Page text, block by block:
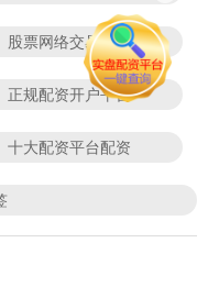
股票网络交易平台
正规配资开户平台
十大配资平台配资